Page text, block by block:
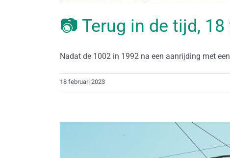
📷 Terug in de tijd,
Nadat de 1002 in 1992 na een aanrijding met een
18 februari 2023